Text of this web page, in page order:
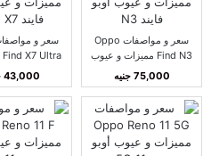
سعر و مواصفات Oppo
Find N3 مميزات و عيوب
أوبو فايند N3
75,000 جنيه
عيوب اوبو فايند X7 ألترا
43,000 جنيه